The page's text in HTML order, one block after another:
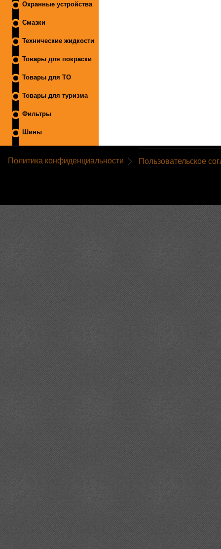
Охранные устройства
Смазки
Технические жидкости
Товары для покраски
Товары для ТО
Товары для туризма
Фильтры
Шины
Политика конфиденциальности Пользовательское